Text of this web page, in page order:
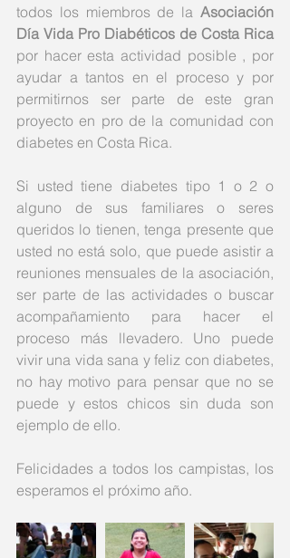
todos los miembros de la Asociación
por hacer esta actividad posible , por
ayudar a tantos en el proceso y por
permitirnos ser parte de este gran
proyecto en pro de la comunidad con
diabetes en Costa Rica.
Si usted tiene diabetes tipo 1 o 2 o
alguno de sus familiares o seres
queridos lo tienen, tenga presente que
usted no está solo, que puede asistir a
reuniones mensuales de la asociación,
ser parte de las actividades o buscar
acompañamiento para hacer el
proceso más llevadero. Uno puede
vivir una vida sana y feliz con diabetes,
no hay motivo para pensar que no se
puede y estos chicos sin duda son
ejemplo de ello.
Felicidades a todos los campistas, los
esperamos el próximo año.